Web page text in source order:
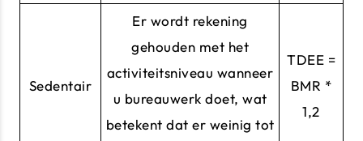
Sedentair
Er wordt rekening
gehouden met het
activiteitsniveau wanneer
u bureauwerk doet, wat
betekent dat er weinig tot
TDEE =
BMR *
1,2